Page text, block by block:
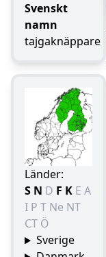
Svenskt
namn
tajgaknäppare
Länder:
S N D F K E A
I P T Ne NT
CT Ö
Sverige